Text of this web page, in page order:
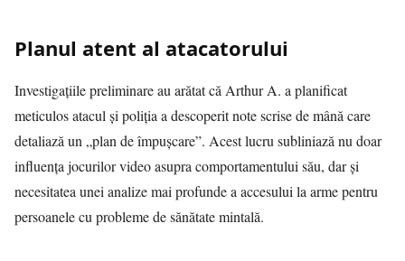
Planul atent al atacatorului
Investigațiile preliminare au arătat că Arthur A. a planificat
meticulos atacul și poliția a descoperit note scrise de mână care
detaliază un „plan de împușcare”. Acest lucru subliniază nu doar
influența jocurilor video asupra comportamentului său, dar și
necesitatea unei analize mai profunde a accesului la arme pentru
persoanele cu probleme de sănătate mintală.